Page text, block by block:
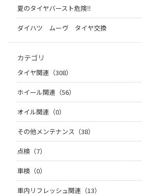
夏のタイヤバースト危険‼
ダイハツ ムーヴ タイヤ交換
カテゴリ
タイヤ関連（308）
ホイール関連（56）
オイル関連（0）
その他メンテナンス（38）
点検（7）
車検（0）
車内リフレッシュ関連（13）